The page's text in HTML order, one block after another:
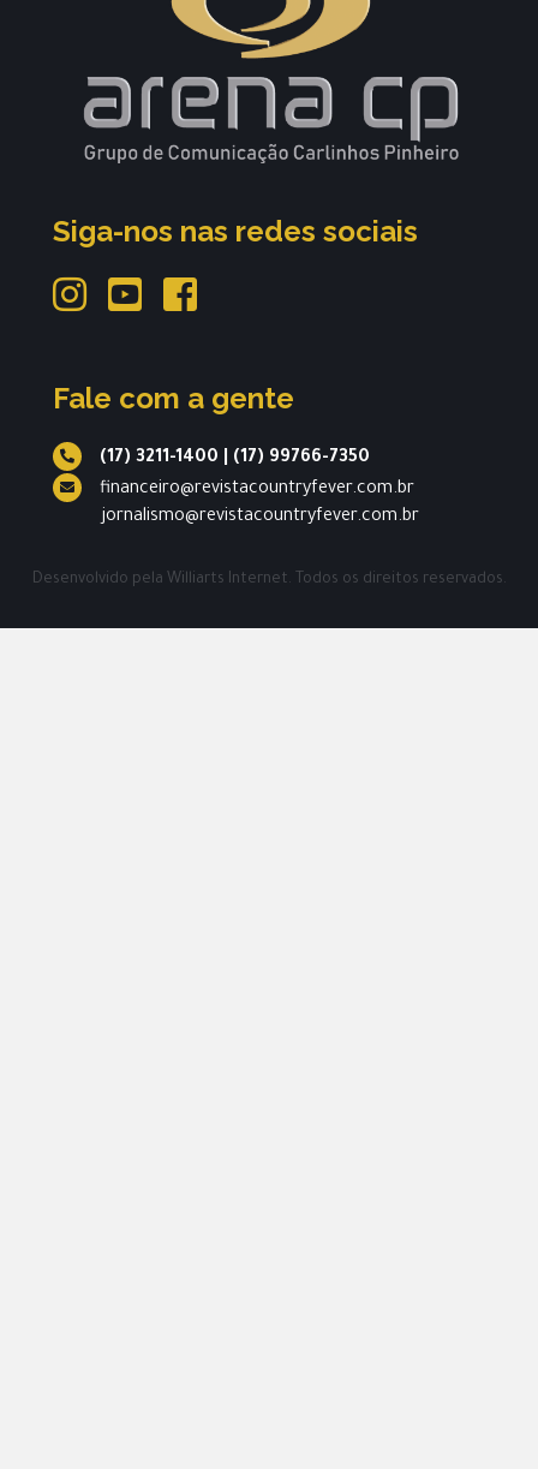
Siga-nos nas redes sociais
Fale com a gente
(17) 3211-1400
(17) 99766-7350
financeiro@revistacountryfever.com.br
jornalismo@revistacountryfever.com.br
Desenvolvido pela Williarts Internet. Todos os direitos reservados.